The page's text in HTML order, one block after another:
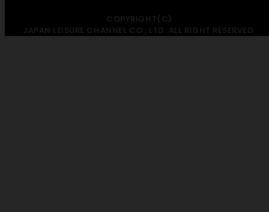
COPYRIGHT(C)
JAPAN LEISURE CHANNEL CO., LTD. ALL RIGHT RESERVED.